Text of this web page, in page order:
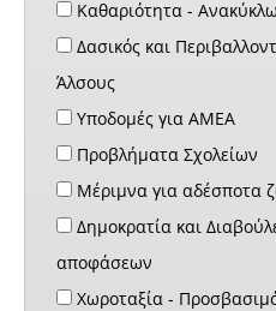
Καθαριότητα -
Δασικός και
Άλσους
Υποδομές για ΑΜΕΑ
Προβλήματα Σχολείων
Μέριμνα για αδέσποτα
Δημοκρατία και
αποφάσεων
Χωροταξία -